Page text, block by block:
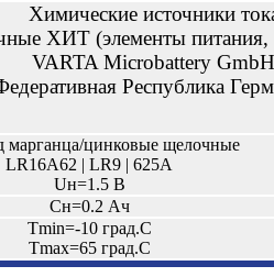
Химические источники
ХИТ (элементы питания,
VARTA Microbattery GmbH
Республика
марганца/цинковые щелочные
LR16A62 | LR9 | 625A
Uн=1.5 В
Сн=0.2 Ач
Tmin=-10 град.С
Tmax=65 град.С